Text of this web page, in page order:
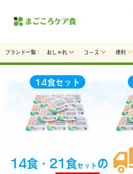
ブランド一覧： おしゃれ コース 便利
14食セット
14食・21食セット の